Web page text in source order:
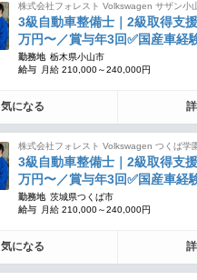
株式会社フォレスト Volkswagen サザン小
3級自動車整備士｜2級取得支
万円〜／賞与年3回✅国産車経
勤務地 栃木県小山市
給与
月給 210,000～240,000円
気になる
株式会社フォレスト Volkswagen つくば学
3級自動車整備士｜2級取得支
万円〜／賞与年3回✅国産車経
勤務地 茨城県つくば市
給与
月給 210,000～240,000円
気になる